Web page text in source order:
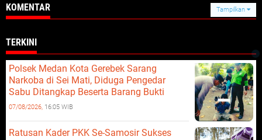
KOMENTAR Tampilkan
TERKINI
Polsek Medan Kota Gerebek Sarang
Narkoba di Sei Mati, Diduga Pengedar
Sabu Ditangkap Beserta Barang Bukti
07/08/2026, 16:05 WIB
Ratusan Kader PKK Se-Samosir Sukses